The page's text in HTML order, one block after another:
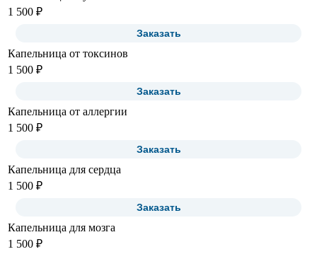
1 500 ₽
Заказать
Капельница от токсинов
1 500 ₽
Заказать
Капельница от аллергии
1 500 ₽
Заказать
Капельница для сердца
1 500 ₽
Заказать
Капельница для мозга
1 500 ₽